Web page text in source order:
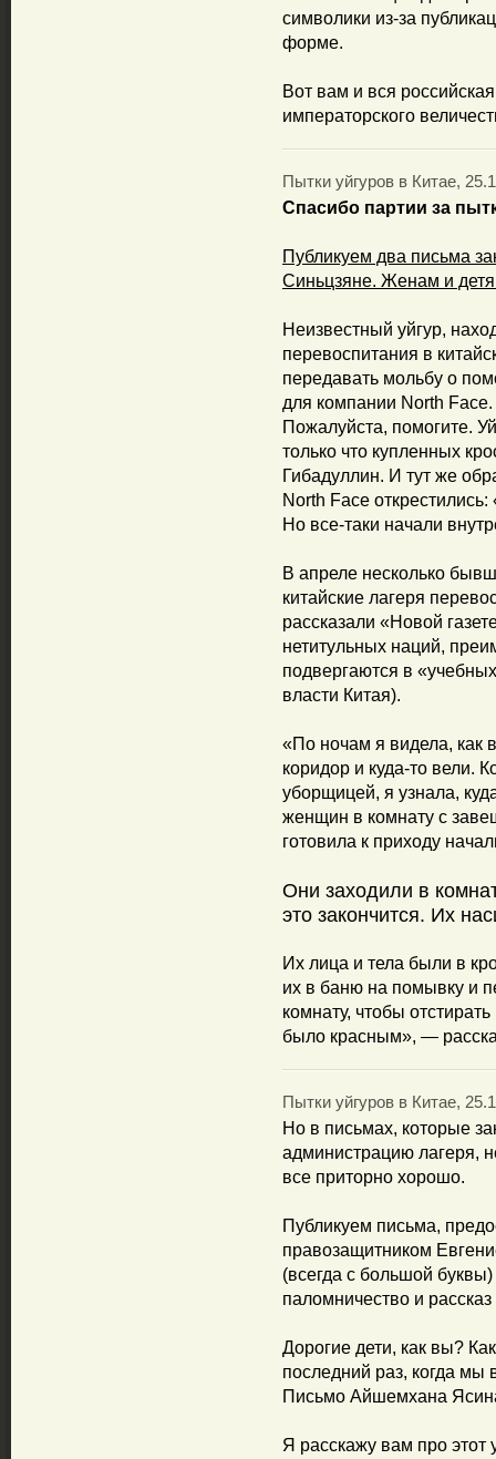
символики из-за
форме.
Вот вам и вся
императорского
Пытки уйгуров в Китае,
Спасибо партии за
Публикуем два письма
Синьцзяне. Женам и
Неизвестный уйгур,
перевоспитания в
передавать мольбу о
для компании North
Пожалуйста, помогите.
только что купленных
Гибадуллин. И тут же
North Face
Но все-таки начали
В апреле несколько
китайские лагеря
рассказали «Новой
нетитульных наций,
подвергаются в
власти Китая).
«По ночам я видела, как
коридор и куда-то вели.
уборщицей, я узнала,
женщин в комнату с
готовила к приходу
Они заходили в
это закончится. Их
Их лица и тела были в
их в баню на помывку и
комнату, чтобы
было красным», —
Пытки уйгуров в Китае,
Но в письмах, которые
администрацию лагеря,
все приторно хорошо.
Публикуем письма,
правозащитником
(всегда с большой буквы)
паломничество и
Дорогие дети, как вы?
последний раз, когда мы
Письмо Айшемхана
Я расскажу вам про